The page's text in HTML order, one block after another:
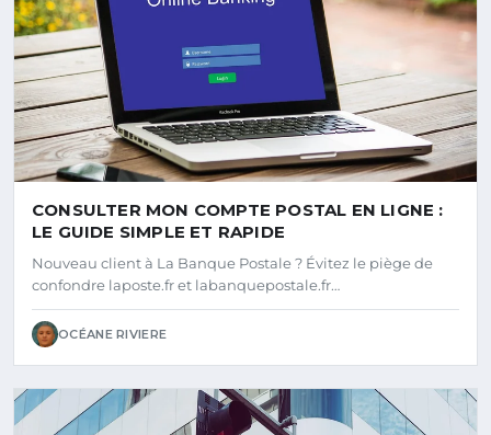
CONSULTER MON COMPTE POSTAL EN LIGNE :
LE GUIDE SIMPLE ET RAPIDE
Nouveau client à La Banque Postale ? Évitez le piège de
confondre laposte.fr et labanquepostale.fr…
OCÉANE RIVIERE